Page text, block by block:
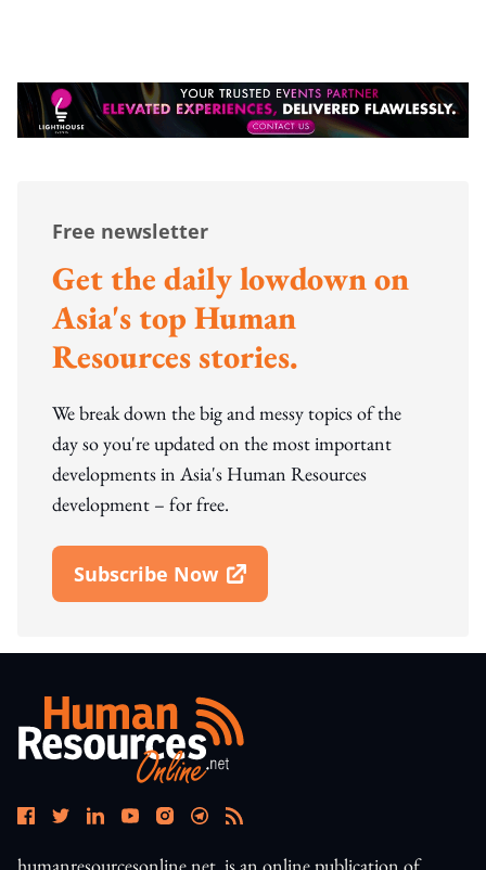
Free newsletter
Get the daily lowdown on
Asia's top Human
Resources stories.
We break down the big and messy topics of the
day so you're updated on the most important
developments in Asia's Human Resources
development – for free.
Subscribe Now
Open In New Window